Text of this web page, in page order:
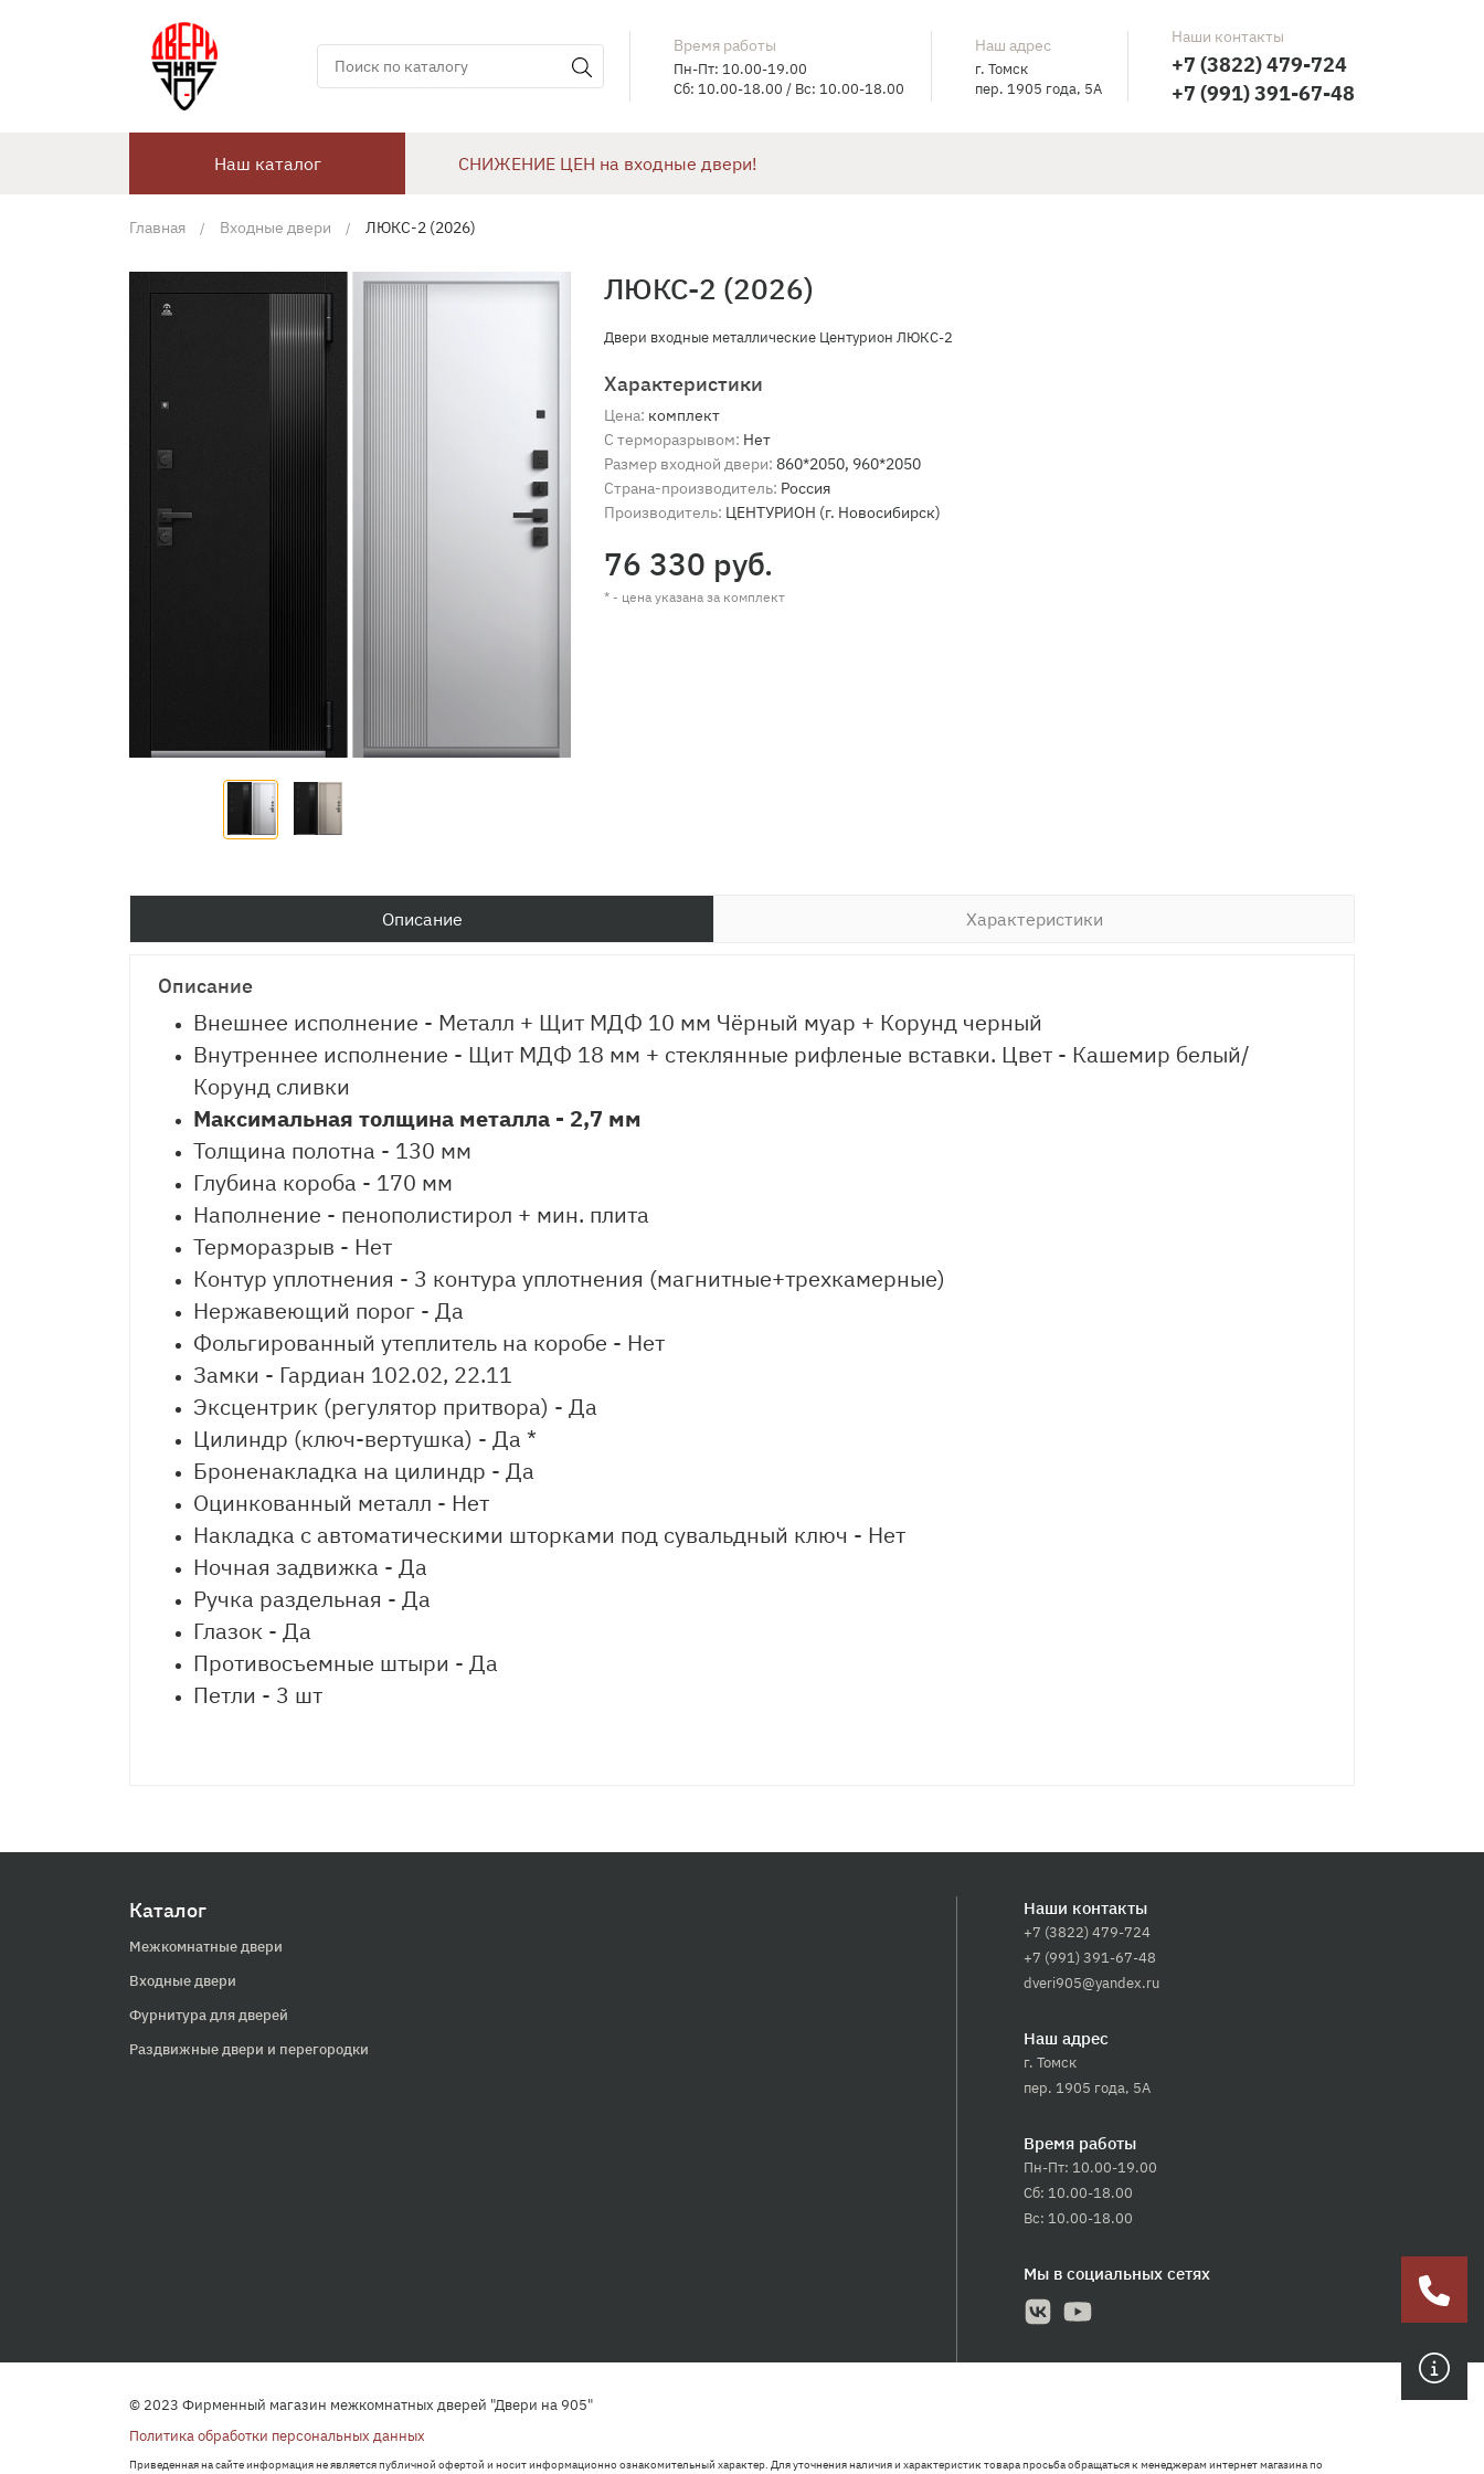
Время работы
Пн-Пт: 10.00-19.00
Сб: 10.00-18.00 / Вс: 10.00-18.00
Наш адрес
г. Томск
пер. 1905 года, 5А
Наши контакты
+7 (3822) 479-724
+7 (991) 391-67-48
Наш каталог СНИЖЕНИЕ ЦЕН на входные двери!
Главная Входные двери ЛЮКС-2 (2026)
ЛЮКС-2 (2026)
Двери входные металлические Центурион ЛЮКС-2
Характеристики
Цена: комплект
С терморазрывом: Нет
Размер входной двери: 860*2050, 960*2050
Страна-производитель: Россия
Производитель: ЦЕНТУРИОН (г. Новосибирск)
76 330 руб.
* - цена указана за комплект
Описание Характеристики
Описание
Внешнее исполнение - Металл + Щит МДФ 10 мм Чёрный муар + Корунд черный
Внутреннее исполнение - Щит МДФ 18 мм + стеклянные рифленые вставки. Цвет - Кашемир белый/
Корунд сливки
Максимальная толщина металла - 2,7 мм
Толщина полотна - 130 мм
Глубина короба - 170 мм
Наполнение - пенополистирол + мин. плита
Терморазрыв - Нет
Контур уплотнения - 3 контура уплотнения (магнитные+трехкамерные)
Нержавеющий порог - Да
Фольгированный утеплитель на коробе - Нет
Замки - Гардиан 102.02, 22.11
Эксцентрик (регулятор притвора) - Да
Цилиндр (ключ-вертушка) - Да *
Броненакладка на цилиндр - Да
Оцинкованный металл - Нет
Накладка с автоматическими шторками под сувальдный ключ - Нет
Ночная задвижка - Да
Ручка раздельная - Да
Глазок - Да
Противосъемные штыри - Да
Петли - 3 шт
Каталог
Межкомнатные двери
Входные двери
Фурнитура для дверей
Раздвижные двери и перегородки
Наши контакты
+7 (3822) 479-724
+7 (991) 391-67-48
dveri905@yandex.ru
Наш адрес
г. Томск
пер. 1905 года, 5А
Время работы
Пн-Пт: 10.00-19.00
Сб: 10.00-18.00
Вс: 10.00-18.00
Мы в социальных сетях
© 2023 Фирменный магазин межкомнатных дверей "Двери на 905"
Политика обработки персональных данных
Приведенная на сайте информация не является публичной офертой и носит информационно ознакомительный характер. Для уточнения наличия и характеристик товара просьба обращаться к менеджерам интернет магазина по